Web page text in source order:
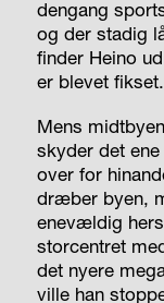
dengang
og der stadig
finder Heino
er blevet
Mens
skyder det
over for
dræber byen,
enevældig
storcentret
det nyere
ville han